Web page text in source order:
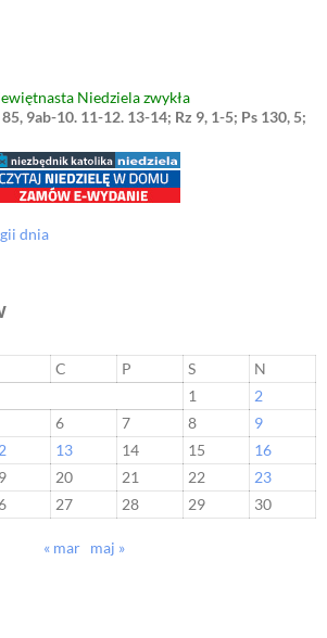
Niedziela zwykła
9ab-10. 11-12. 13-14; Rz 9, 1-5; Ps 130, 5;
dnia
C P S
N
1
2
6 7 8
9
13 14 15
16
20 21 22
23
27 28 29 30
« mar maj »